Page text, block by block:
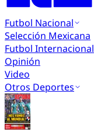
Futbol Nacional
Selección Mexicana
Futbol Internacional
Opinión
Video
Otros Deportes